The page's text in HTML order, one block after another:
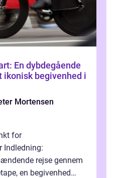
En dybdegående
ikonisk begivenhed i
Mortensen
for
Indledning:
rejse gennem
en begivenhed